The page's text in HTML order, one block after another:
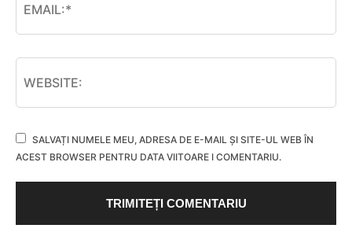
SALVAȚI NUMELE MEU, ADRESA DE E-MAIL ȘI SITE-UL WEB ÎN
ACEST BROWSER PENTRU DATA VIITOARE I COMENTARIU.